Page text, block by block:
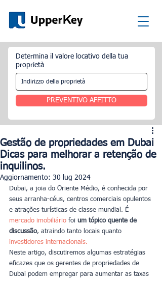
Determina il valore locativo della tua
proprietà
PREVENTIVO AFFITTO
Gestão de propriedades em Dubai
Dicas para melhorar a retenção de
inquilinos.
Aggiornamento: 30 lug 2024
Dubai, a joia do Oriente Médio, é conhecida por
seus arranha-céus, centros comerciais opulentos
e atrações turísticas de classe mundial. É
mercado imobiliário foi um tópico quente de
discussão, atraindo tanto locais quanto
investidores internacionais.
Neste artigo, discutiremos algumas estratégias
eficazes que os gerentes de propriedades de
Dubai podem empregar para aumentar as taxas